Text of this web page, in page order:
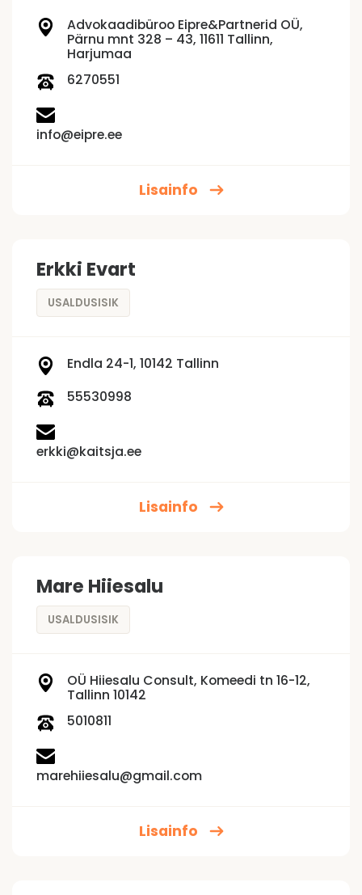
Advokaadibüroo Eipre&Partnerid OÜ,
Pärnu mnt 328 – 43, 11611 Tallinn,
Harjumaa
6270551
info@eipre.ee
Lisainfo
Erkki Evart
USALDUSISIK
Endla 24-1, 10142 Tallinn
55530998
erkki@kaitsja.ee
Lisainfo
Mare Hiiesalu
USALDUSISIK
OÜ Hiiesalu Consult, Komeedi tn 16-12,
Tallinn 10142
5010811
marehiiesalu@gmail.com
Lisainfo